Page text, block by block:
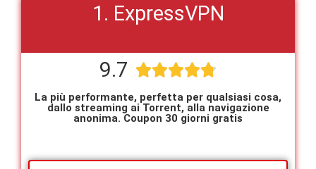
1. ExpressVPN
9.7 
La più performante, perfetta per qualsiasi cosa,
dallo streaming ai Torrent, alla navigazione
anonima. Coupon 30 giorni gratis